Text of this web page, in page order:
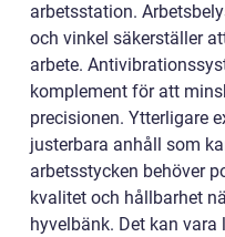
arbetsstation.
och vinkel säkerställer
arbete.
komplement för att
precisionen. Ytterligare
justerbara anhåll som
arbetsstycken behöver
kvalitet och hållbarhet
hyvelbänk. Det kan